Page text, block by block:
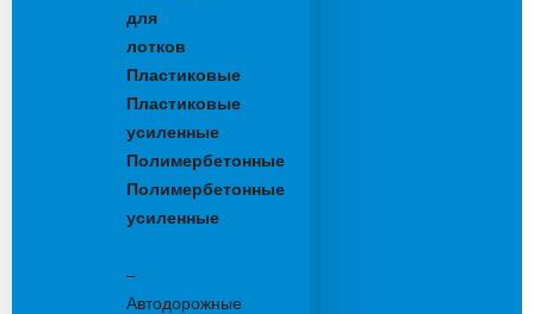
для
лотков
Пластиковые
Пластиковые
усиленные
Полимербетонные
Полимербетонные
усиленные
–
Автодорожные